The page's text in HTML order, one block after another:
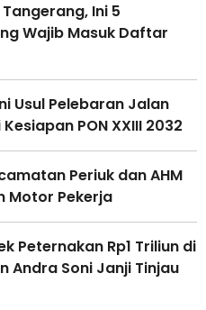
Ini 5
Wajib Masuk Daftar
Usul Pelebaran Jalan
PON XXIII 2032
Periuk dan AHM
Motor Pekerja
Peternakan Rp1 Triliun di
Andra Soni Janji Tinjau